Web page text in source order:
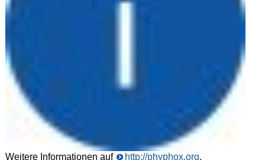
Weitere Informationen auf http://phyphox.org.